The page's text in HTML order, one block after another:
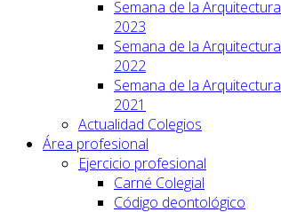
Semana de la Arquitectura
2023
Semana de la Arquitectura
2022
Semana de la Arquitectura
2021
Actualidad Colegios
Área profesional
Ejercicio profesional
Carné Colegial
Código deontológico